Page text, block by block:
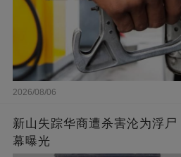
2026/08/06
新山失踪华商遭杀害沦为浮
幕曝光